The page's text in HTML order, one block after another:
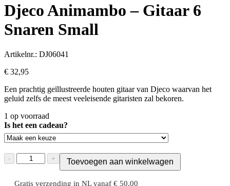
Djeco Animambo – Gitaar 6
Snaren Small
Artikelnr.: DJ06041
€ 32,95
Een prachtig geïllustreerde houten gitaar van Djeco waarvan het
geluid zelfs de meest veeleisende gitaristen zal bekoren.
1 op voorraad
Is het een cadeau?
-
Djeco
Animambo
+ Toevoegen aan winkelwagen
Gratis verzending in NL vanaf € 50,00